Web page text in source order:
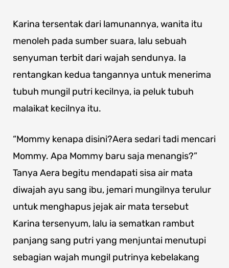
Karina tersentak dari lamunannya, wanita itu
menoleh pada sumber suara, lalu sebuah
senyuman terbit dari wajah sendunya. Ia
rentangkan kedua tangannya untuk menerima
tubuh mungil putri kecilnya, ia peluk tubuh
malaikat kecilnya itu.
“Mommy kenapa disini?Aera sedari tadi mencari
Mommy. Apa Mommy baru saja menangis?”
Tanya Aera begitu mendapati sisa air mata
diwajah ayu sang ibu, jemari mungilnya terulur
untuk menghapus jejak air mata tersebut
Karina tersenyum, lalu ia sematkan rambut
panjang sang putri yang menjuntai menutupi
sebagian wajah mungil putrinya kebelakang